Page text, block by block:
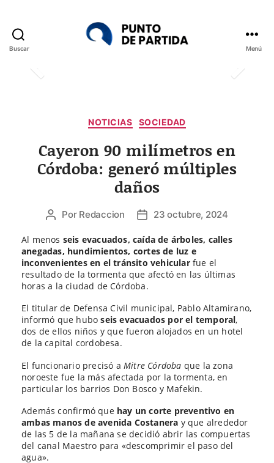
Buscar Menú
NOTICIAS SOCIEDAD
Cayeron 90 milímetros en
Córdoba: generó múltiples
daños
Autor
la
entrada
Por Redaccion
Fecha
la
entrada
23 octubre, 2024
Al menos seis evacuados, caída de árboles, calles
anegadas, hundimientos, cortes de luz e
inconvenientes en el tránsito vehicular fue el
resultado de la tormenta que afectó en las últimas
horas a la ciudad de Córdoba.
El titular de Defensa Civil municipal, Pablo Altamirano,
informó que huboseis evacuados por el temporal,
dos de ellos niños y que fueron alojados en un hotel
de la capital cordobesa.
El funcionario precisó a Mitre Córdoba que la zona
noroeste fue la más afectada por la tormenta, en
particular los barrios Don Bosco y Mafekin.
Además confirmó que hay un corte preventivo en
ambas manos de avenida Costanera y que alrededor
de las 5 de la mañana se decidió abrir las compuertas
del canal Maestro para «descomprimir el paso del
agua».